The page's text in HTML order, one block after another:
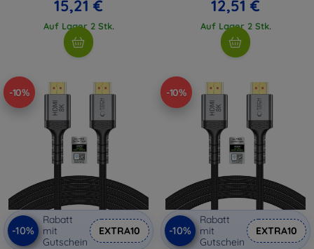
15,21 €
Auf Lager 2 Stk.
12,51 €
Auf Lager 2 Stk.
-10%
-10%
Rabatt
mit
Gutschein
EXTRA10
-10%
-10%
Rabatt
mit
Gutschein
EXTRA10